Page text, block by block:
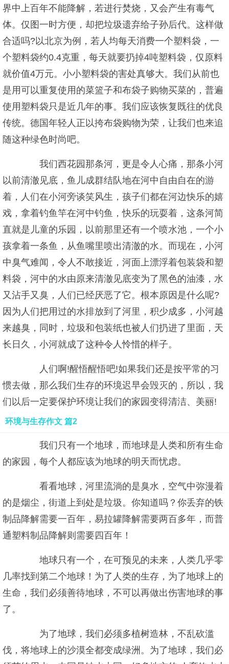
界中上百年不能降解，若进行焚烧，又会产生有毒气
体。仅图一时方便，却把垃圾遗弃给子孙后代。这样做
合适吗?以北京为例，若人均每天消费一个塑料袋，一
个塑料袋约0.4克重，每天就要扔掉4吨塑料袋，仅原料
就价值4万元。小小塑料袋的害处真够大。我们从前也
是用可以重复使用的菜篮子和布袋子购物买菜的，普遍
使用塑料袋只是近几年的事。我们应该恢复既往的优良
传统。德国年轻人正以挎布袋购物为荣，让我们也来追
随这种绿色时尚吧。
我们西花园那条河，更是令人心痛，那条小河
以前清澈见底，鱼儿成群结队地在河中自由自在的游
着，人们在小河旁谈笑风生，孩子们都在河边快乐的嬉
戏，拿着钓鱼竿在河中钓鱼，快乐的玩耍着，这条河简
直就是儿童的乐园，以前那里还有一个喷水池，一个小
孩拿着一条鱼，从鱼嘴里喷出清澈的水。而现在，小河
中臭气难闻，令人不敢接近，河面上漂浮着包装袋和塑
料袋，河中的水由原来清澈见底变为了黑色的油漆，水
又沾手又臭，人们已经厌恶了它。根本原因是什么呢?
因为人们把用过的水排放到了河里，积少成多，小河越
来越臭，同时，垃圾和包装纸也被人们扔进了里面，天
长日久，小河就成了这种令人怜惜的样子。
人们啊!醒悟醒悟吧!如果我们还是按平常的习
惯去做，那么我们生存的环境迟早会毁灭的，所以，我
们以后一定要保护环境让我们的家园变得清洁、美丽!
环境与生存作文 篇2
我们只有一个地球，而地球是人类和所有生命
的家园，每个人都应该为地球的明天而忧虑。
看看地球，河里流淌的是臭水，空气中弥漫着
的是烟尘，街道上到处是垃圾。你知道吗？你丢弃的铁
制品降解需要一百年，易拉罐降解需要两百多年，而普
通塑料制品降解则需要四百年！
地球只有一个，在可预见的未来，人类几乎零
几率找到第二个地球！为了人类的生存，为了地球上的
生命，我们必须善待地球，不可以再做出伤害地球的事
了。
为了地球，我们必须多植树造林，不乱砍滥
伐，将地球上的沙漠全都变成绿洲。为了地球，我们必